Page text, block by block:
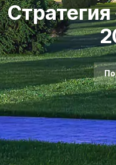
Стратегия